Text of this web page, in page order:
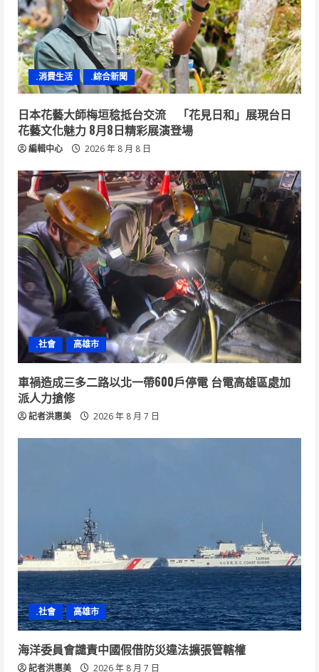
.消費生活 .綜合新聞
日本花藝大師梅垣稔抵台交流 「花見日和」展現台日
花藝文化魅力 8月8日精彩展演登場
編輯中心 2026 年 8 月 8 日
.社會 高雄市
車禍造成三多二路以北一帶600戶停電 台電高雄區處加
派人力搶修
記者洪惠美 2026 年 8 月 7 日
.社會 高雄市
海洋委員會譴責中國假借防災違法擴張管轄權
記者洪惠美 2026 年 8 月 7 日